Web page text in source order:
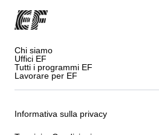
Chi siamo
Uffici EF
Tutti i programmi EF
Lavorare per EF
Informativa sulla privacy